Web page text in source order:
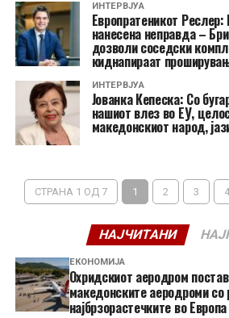
ИНТЕРВЈУА
Европратеникот
нанесена неправда –
дозволи соседски
киднапираат
ИНТЕРВЈУА
Јованка Кепеска: Со
нашиот влез во ЕУ,
македонскиот народ,
СТРАНА 1 ОД 7 1 2 3 4
НАЈЧИТАНИ
ЕКОНОМИЈА
Охридскиот аеродром
македонските аеродроми
најбрзорастечките во Европа